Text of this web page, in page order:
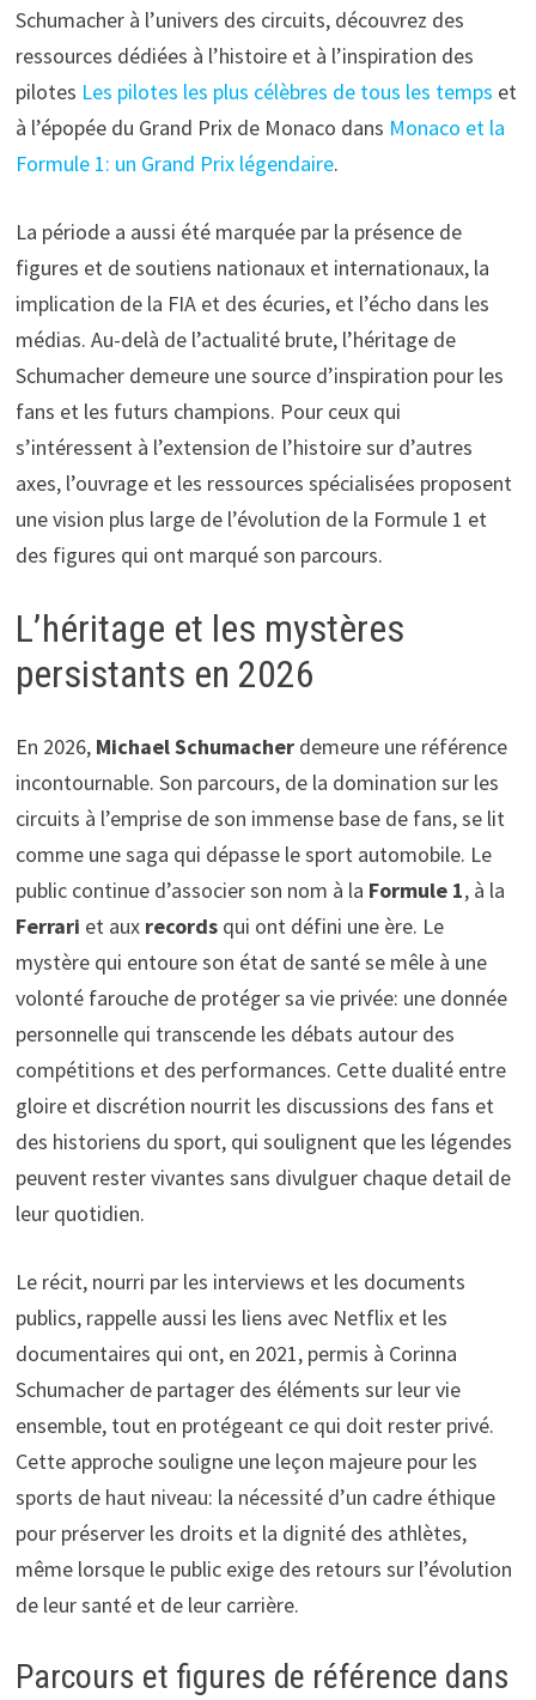
Schumacher à l’univers des circuits, découvrez des
ressources dédiées à l’histoire et à l’inspiration des
pilotes Les pilotes les plus célèbres de tous les temps et
à l’épopée du Grand Prix de Monaco dans Monaco et la
Formule 1: un Grand Prix légendaire.
La période a aussi été marquée par la présence de
figures et de soutiens nationaux et internationaux, la
implication de la FIA et des écuries, et l’écho dans les
médias. Au-delà de l’actualité brute, l’héritage de
Schumacher demeure une source d’inspiration pour les
fans et les futurs champions. Pour ceux qui
s’intéressent à l’extension de l’histoire sur d’autres
axes, l’ouvrage et les ressources spécialisées proposent
une vision plus large de l’évolution de la Formule 1 et
des figures qui ont marqué son parcours.
L’héritage et les mystères
persistants en 2026
En 2026, Michael Schumacherdemeure une référence
incontournable. Son parcours, de la domination sur les
circuits à l’emprise de son immense base de fans, se lit
comme une saga qui dépasse le sport automobile. Le
public continue d’associer son nom à la Formule 1, à la
Ferrari et aux recordsqui ont défini une ère. Le
mystère qui entoure son état de santé se mêle à une
volonté farouche de protéger sa vie privée: une donnée
personnelle qui transcende les débats autour des
compétitions et des performances. Cette dualité entre
gloire et discrétion nourrit les discussions des fans et
des historiens du sport, qui soulignent que les légendes
peuvent rester vivantes sans divulguer chaque detail de
leur quotidien.
Le récit, nourri par les interviews et les documents
publics, rappelle aussi les liens avec Netflix et les
documentaires qui ont, en 2021, permis à Corinna
Schumacher de partager des éléments sur leur vie
ensemble, tout en protégeant ce qui doit rester privé.
Cette approche souligne une leçon majeure pour les
sports de haut niveau: la nécessité d’un cadre éthique
pour préserver les droits et la dignité des athlètes,
même lorsque le public exige des retours sur l’évolution
de leur santé et de leur carrière.
Parcours et figures de référence dans